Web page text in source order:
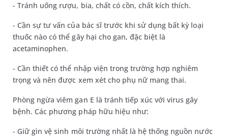
- Tránh uống rượu, bia, chất có cồn, chất kích thích.
- Cần sự tư vấn của bác sĩ trước khi sử dụng bất kỳ loại
thuốc nào có thể gây hại cho gan, đặc biệt là
acetaminophen.
- Cần thiết có thể nhập viện trong trường hợp nghiêm
trọng và nên được xem xét cho phụ nữ mang thai.
Phòng ngừa viêm gan E là tránh tiếp xúc với virus gây
bệnh. Các phương pháp hữu hiệu như:
- Giữ gìn vệ sinh môi trường nhất là hệ thống nguồn nước